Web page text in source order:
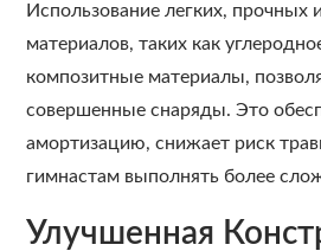
Использование легких, прочных
материалов, таких как
композитные материалы,
совершенные снаряды. Это
амортизацию, снижает риск
гимнастам выполнять более
Улучшенная